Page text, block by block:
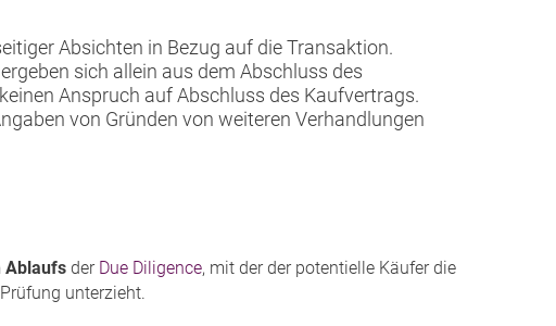
Absichten in Bezug auf die Transaktion.
sich allein aus dem Abschluss des
Anspruch auf Abschluss des Kaufvertrags.
von Gründen von weiteren Verhandlungen
Ablaufs der Due Diligence, mit der der potentielle Käufer die
unterzieht.